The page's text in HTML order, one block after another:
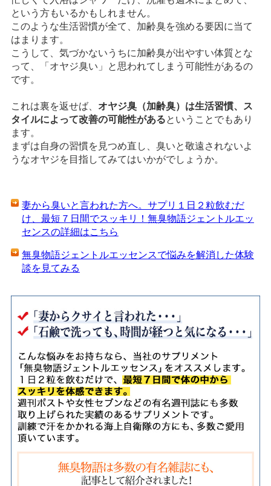
という方もいるかもしれません。
このような生活習慣が全て、加齢臭を強める要因に当て
はまります。
こうして、気づかないうちに加齢臭が出やすい体質とな
って、「オヤジ臭い」と思われてしまう可能性があるの
です。
これは裏を返せば、 オヤジ臭（加齢臭）は生活習慣、ス
タイルによって改善の可能性があるということでもあり
ます。
まずは自身の習慣を見つめ直し、臭いと敬遠されないよ
うなオヤジを目指してみてはいかがでしょうか。
妻から臭いと言われた方へ。サプリ１日２粒飲むだ
け、最短７日間でスッキリ！無臭物語ジェントルエッ
センスの詳細はこちら
無臭物語ジェントルエッセンスで悩みを解消した体験
談を見てみる